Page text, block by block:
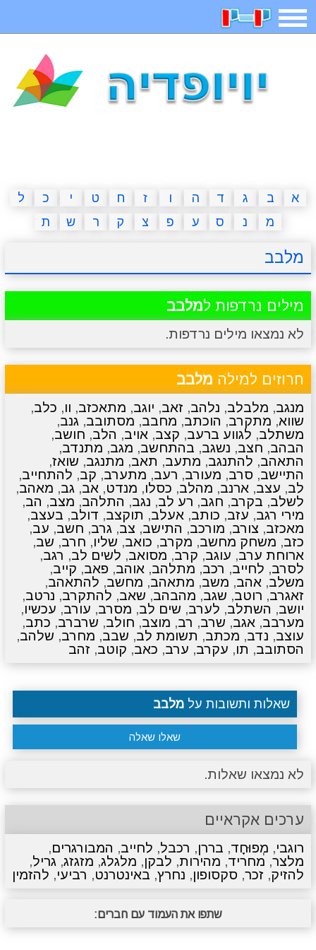
תפריט
איש תלוי מדריכים פוקימון גו מצא הבדלים
יצירה משחקי בנות אשליות חדשות
א ב ג ד ה ו ז ח ט י כ
ל
מ
נ ס ע פ צ ק ר ש ת
מלבב
מילים נרדפות למלבב
לא נמצאו מילים נרדפות.
חרוזים למילה מלבב
מנגב, מלבלב, נלהב, זאב, יוגב, מתאכזב, וו, כלב,
שווא, מתקרב, הוכתב, מחבב, מסתובב, גנב,
משתלב, לגווע ברעב, קצב, אויב, הלב, חושב,
הבהב, חצב, נשגב, בהתחשב, מגב, מתנדב,
התאהב, להתנגב, מתעב, תאב, מתנגב, שואז,
התיישב, סרב, מעורב, רעב, מתערב, קב, להתחייב,
לב, עצב, ארנב, מהלב, כסלו, מנדט, אב, גב, מאהב,
לשלב, בקרב, חגב, רע לב, נגב, התלהב, מצב, הב,
מירי רגב, עזב, כותב, אעלב, תוקצב, דולב, בעצב,
מאכזב, צורב, מורכב, התישב, צב, גרב, חשב, עב,
כזב, משחק מחשב, מקרב, כואב, שליו, חרב, שב,
ארוחת ערב, עוגב, קרב, מסואב, לשים לב, רגב,
לסרב, לחייב, רכב, מתלהב, אוהב, פאב, קייב,
משלב, אהב, משב, מתאהב, מחשב, להתאהב,
זאגרב, רוטב, שגב, מהבהב, שאב, להתקרב, נרטב,
יושב, השתלב, לערב, שים לב, מסרב, עורב, עכשיו,
מערבב, אגב, שרב, רב, מוצב, חולב, שרברב, כתב,
עוצב, נדב, מכתב, תשומת לב, שבב, מחרב, שלהב,
הסתובב, תו, עקרב, ערב, כאב, קוטב, זהב
שאלות ותשובות על מלבב
שאלו שאלה
לא נמצאו שאלות.
ערכים אקראיים
רוגבי, מְפוּחָד, בררן, רכבל, לחייב, המבורגרים,
מלצר, מחריד, מהירות, לבקן, מלגלג, מזגזג, גריל,
להזיק, זכר, סקסופון, נחרץ, באינטרנט, רביעי, להזמין
שתפו את העמוד עם חברים: